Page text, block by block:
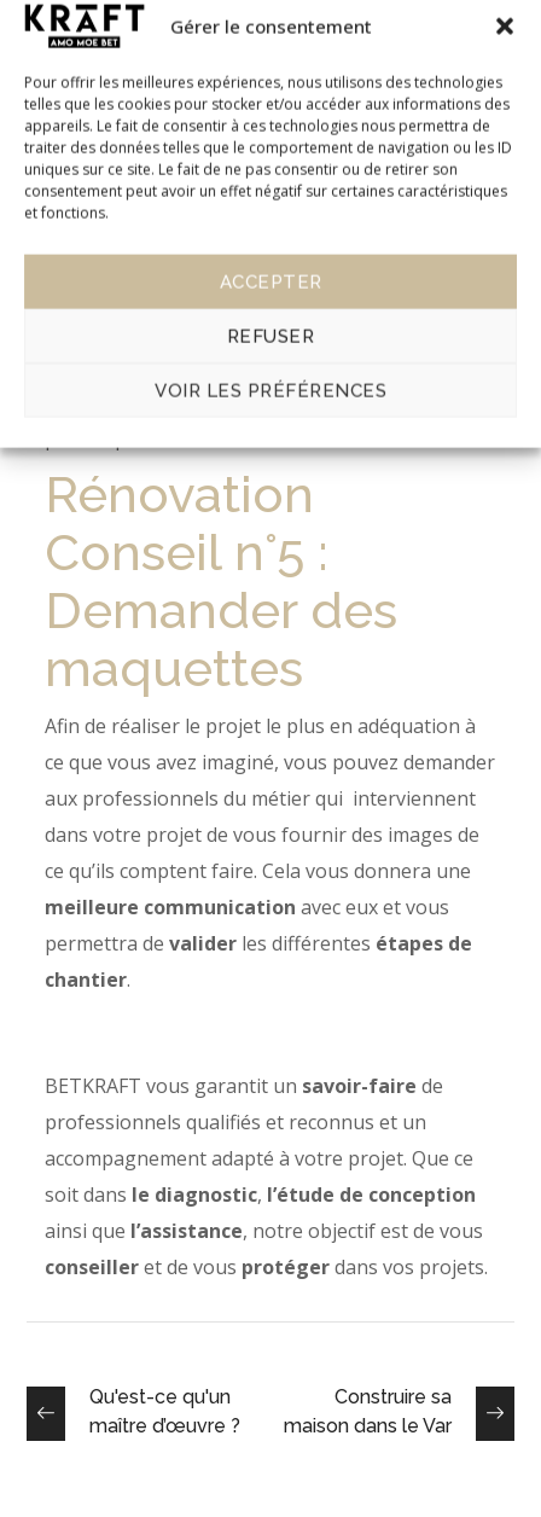
Gérer le consentement
Pour offrir les meilleures expériences, nous utilisons des technologies
telles que les cookies pour stocker et/ou accéder aux informations des
appareils. Le fait de consentir à ces technologies nous permettra de
traiter des données telles que le comportement de navigation ou les ID
uniques sur ce site. Le fait de ne pas consentir ou de retirer son
consentement peut avoir un effet négatif sur certaines caractéristiques
et fonctions.
ACCEPTER
REFUSER
VOIR LES PRÉFÉRENCES
du métier
est obligatoire. Par exemple pour un
permis de construire, dans le cadre de la
construction d’une maison, de la transformation
ou de l’agrandissement d’un bâtiment, d’un local
professionnel ou commercial. Le recours à un
architecte est obligatoire au-delà de 150 m² de
surface au sol. Dans les autres cas, il n’est pas
obligatoire, mais estconseillé
sur le long terme. En faisant
votre budgetseront mises en place
Rénovation
Conseil n°5 :
Demander des
maquettes
Afin de réaliser le projet le plus en adéquation à
ce que vous avez imaginé, vous pouvez demander
aux professionnels du métier qui interviennent
dans votre projet de vous fournir des images de
ce qu’ils comptent faire. Cela vous donnera une
meilleure communication avec eux et vous
permettra devalider les différentes étapes de
chantier.
BETKRAFT vous garantit un savoir-faire de
professionnels qualifiés et reconnus et un
accompagnement adapté à votre projet. Que ce
soit dans le diagnostic, l’étude de conception
ainsi que l’assistance, notre objectif est de vous
conseilleret de vous protégerdans vos projets.
Qu'est-ce qu'un
maître d’œuvre ?
Construire sa
maison dans le Var